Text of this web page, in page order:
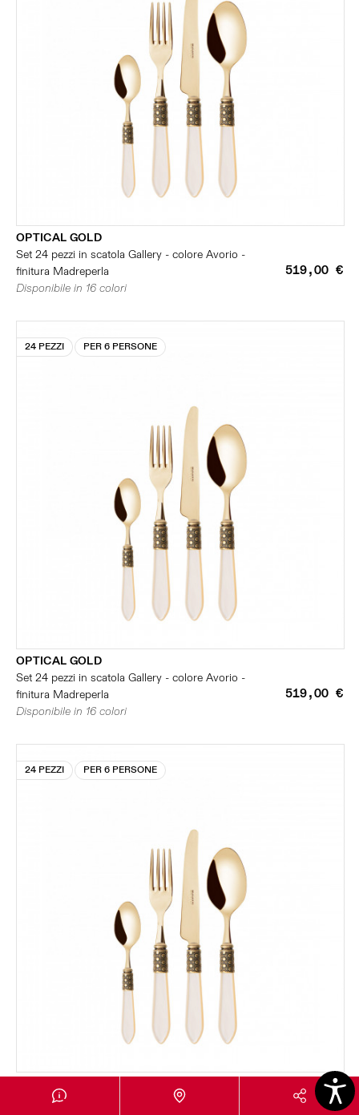
OPTICAL GOLD
Set 24 pezzi in scatola Gallery - colore Avorio -
finitura Madreperla
519,00 €
Disponibile in 16 colori
24 PEZZI PER 6 PERSONE
OPTICAL GOLD
Set 24 pezzi in scatola Gallery - colore Avorio -
finitura Madreperla
519,00 €
Disponibile in 16 colori
24 PEZZI PER 6 PERSONE
Set 24 pezzi in scatola Gallery - colore Avorio -